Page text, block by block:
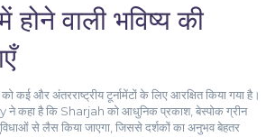
वाली भविष्य की
कई और अंतरराष्ट्रीय टूर्नामेंटों के लिए आरक्षित किया गया है।
कहा है कि Sharjah को आधुनिक प्रकाश, बेस्पोक ग्रीन
से लैस किया जाएगा, जिससे दर्शकों का अनुभव बेहतर